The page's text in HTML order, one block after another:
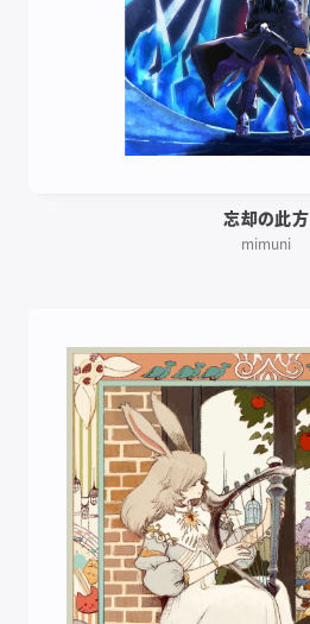
忘却の此方
mimuni